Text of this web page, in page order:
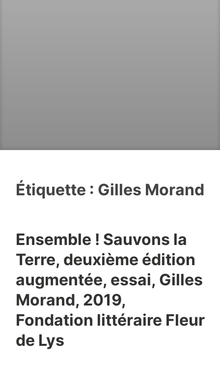
Étiquette : Gilles Morand
Ensemble ! Sauvons la
Terre, deuxième édition
augmentée, essai, Gilles
Morand, 2019,
Fondation littéraire Fleur
de Lys